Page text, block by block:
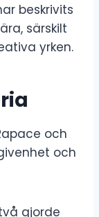
beskrivits
särskilt
yrken.
och
och
gjorde